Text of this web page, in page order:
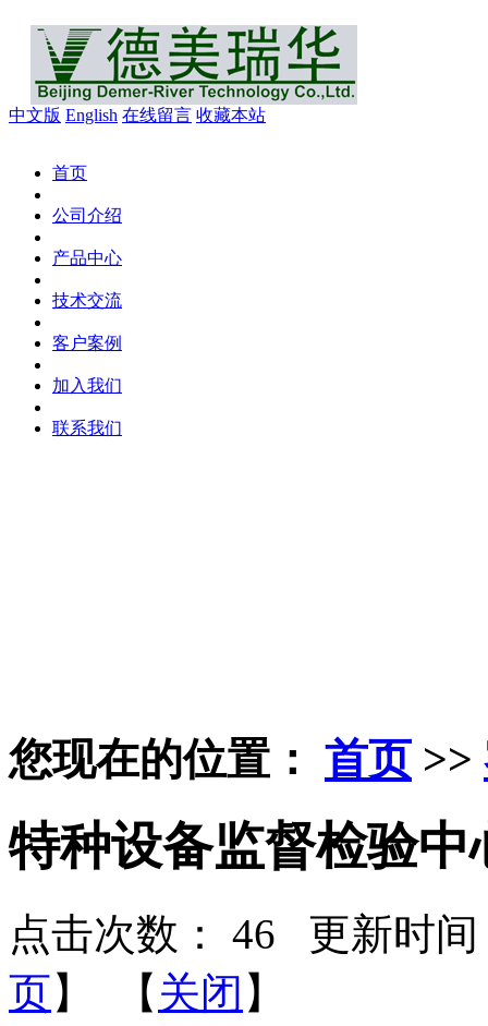
中文版 English 在线留言 收藏本站
首页
公司介绍
产品中心
技术交流
客户案例
加入我们
联系我们
您现在的位置： 首页>>
特种设备监督检验中
点击次数： 46
更新时
页】 【 关闭 】